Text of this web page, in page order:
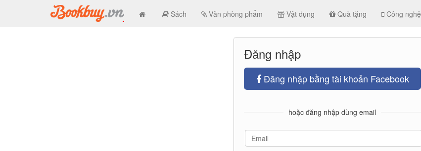
Sách Văn phòng phẩm Vật dụng Quà tặng Công nghệ
Đăng nhập
Đăng nhập bằng tài khoản Facebook
hoặc đăng nhập dùng email